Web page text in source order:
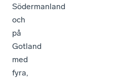
Södermanland
och
på
Gotland
med
fyra,